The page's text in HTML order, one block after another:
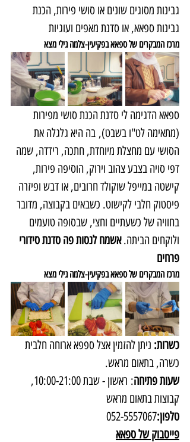
גבינות מסוגים שונים או סושי פירות, הכנת
גבינות ספאא, או סדנת מאפים ועוגיות
מרכז המבקרים של ספאא בפקיעין-צלמה גילי מצא
ספאא הדגימה לי סדנת הכנת סושי מפירות
(מתאימה לט"ו בשבט), בה היא גלגלה את
הסושי עם מחצלת מיוחדת, חתכה, רידדה, שמה
דפי סויה בצבע צהוב וירוק, הוסיפה פירות,
קישטה במייפל שוקולד חרובים, או דבש ופיזרה
פיסטוק חלבי לקישוט. כשבאים בקבוצה, מדובר
בחוויה של כשעתיים וחצי, שבסופה טועמים
ולוקחים הביתה. אשמח לנסות פה סדנת סידורי
פרחים
מרכז המבקרים של ספאא בפקיעין-צלמה גילי מצא
כשרות: ניתן להזמין אצל ספפא ארוחה חלבית
כשרה, בתאום מראש.
שעות פתיחה
: ראשון - שבת 10:00-21:00,
קבוצות בתאום מראש
טלפון:052-5557067
פייסבוק של ספאא